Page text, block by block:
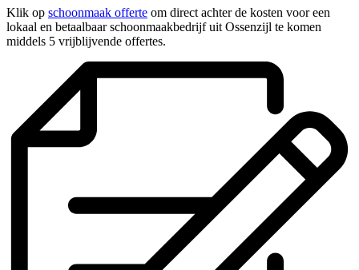
Klik op schoonmaak offerte om direct achter de kosten voor een
lokaal en betaalbaar schoonmaakbedrijf uit Ossenzijl te komen
middels 5 vrijblijvende offertes.